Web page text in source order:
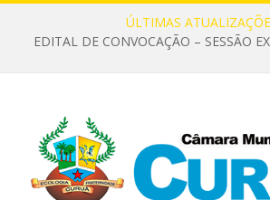
ÚLTIMAS
EDITAL DE CONVOCAÇÃO – SESSÃO